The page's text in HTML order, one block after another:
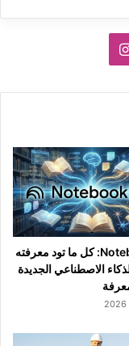
انستقرام
NotebookLM: كل ما تود معرفته
الاصطناعي الجديدة